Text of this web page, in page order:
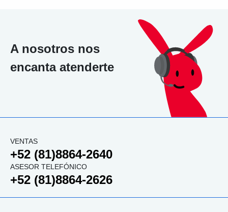
A nosotros nos
encanta atenderte
VENTAS
+52 (81)8864-2640
ASESOR TELEFÓNICO
+52 (81)8864-2626